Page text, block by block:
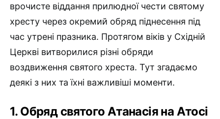
врочисте віддання прилюдної чести святому
хресту через окремий обряд піднесення під
час утрені празника. Протягом віків у Східній
Церкві витвори­лися різні обряди
воздвиження святого хреста. Тут згадаємо
деякі з них та їхні важливіші моменти.
1. Обряд святого Атанасія на Атосі